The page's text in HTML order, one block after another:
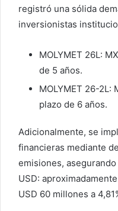
registró una sólida
inversionistas
MOLYMET 26L:
de 5 años.
MOLYMET 26-2L:
plazo de 6 años.
Adicionalmente, se
financieras mediante
emisiones,
USD:
USD 60 millones a